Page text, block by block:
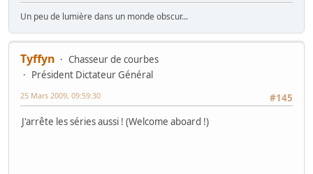
Un peu de lumière dans un monde obscur...
Tyffyn
Chasseur de courbes
Président Dictateur Général
#145
25 Mars 2009, 09:59:30
J'arrête les séries aussi ! (Welcome aboard !)